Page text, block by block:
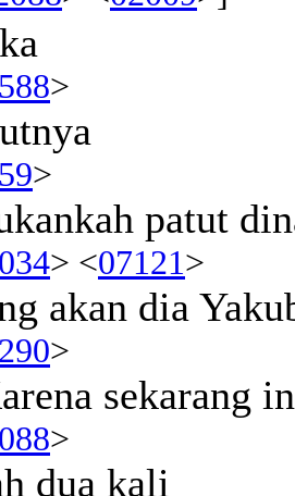
>
>
patut
> <07121>
akan dia
>
sekarang
>
dua kali